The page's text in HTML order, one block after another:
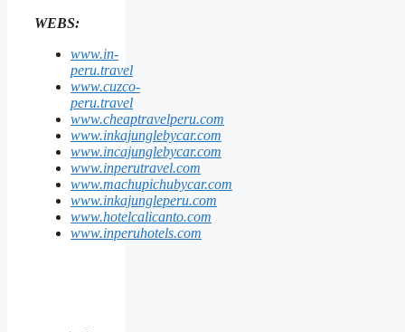
WEBS:
www.in-
peru.travel
www.cuzco-
peru.travel
www.cheaptravelperu.com
www.inkajunglebycar.com
www.incajunglebycar.com
www.inperutravel.com
www.machupichubycar.com
www.inkajungleperu.com
www.hotelcalicanto.com
www.inperuhotels.com